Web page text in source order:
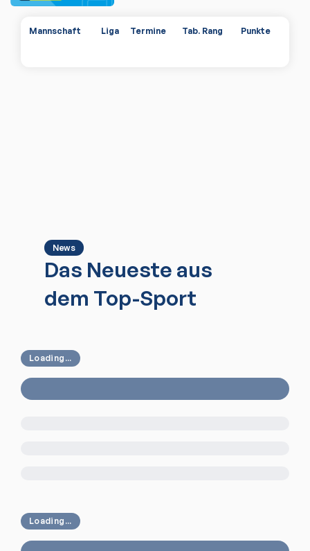
Mannschaft Liga Termine Tab. Rang Punkte
News
Das Neueste aus
dem Top-Sport
Loading...
Loading...